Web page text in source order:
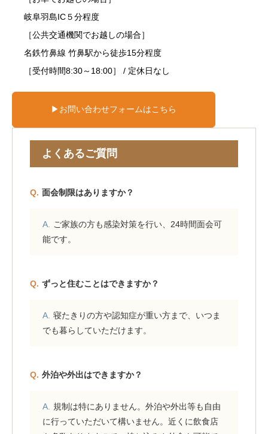
岐阜羽島IC５分程度
［公共交通機関でお越しの場合］
名鉄竹鼻線 竹鼻駅から徒歩15分程度
［受付時間8:30～18:00］ / 定休日なし
▶お問い合わせフォームはこちら
よくあるご質問
面会制限はありますか？
ご家族の方も感染対策を行い、24時間面会可
能です。
ずっと住むことはできますか？
寝たきりの方や認知症が重い方まで、いつま
でも暮らしていただけます。
外泊や外出はできますか？
規制は特にありません。外泊や外出等も自由
に行っていただいて構いません。近くに飲食店